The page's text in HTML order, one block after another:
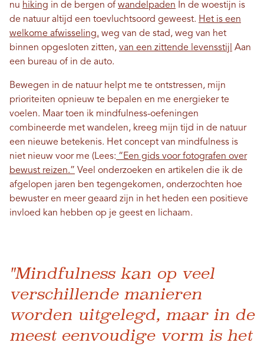
nu hiking in de bergen of wandelpaden In de woestijn is
de natuur altijd een toevluchtsoord geweest. Het is een
welkome afwisseling. weg van de stad, weg van het
binnen opgesloten zitten, van een zittende levensstijl Aan
een bureau of in de auto.
Bewegen in de natuur helpt me te ontstressen, mijn
prioriteiten opnieuw te bepalen en me energieker te
voelen. Maar toen ik mindfulness-oefeningen
combineerde met wandelen, kreeg mijn tijd in de natuur
een nieuwe betekenis. Het concept van mindfulness is
niet nieuw voor me (Lees: “Een gids voor fotografen over
bewust reizen.” Veel onderzoeken en artikelen die ik de
afgelopen jaren ben tegengekomen, onderzochten hoe
bewuster en meer geaard zijn in het heden een positieve
invloed kan hebben op je geest en lichaam.
"Mindfulness kan op veel
verschillende manieren
worden uitgelegd, maar in de
meest eenvoudige vorm is het